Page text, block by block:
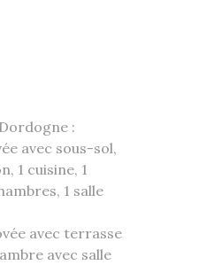
:
avec sous-sol,
1 cuisine, 1
1 salle
avec terrasse
avec salle